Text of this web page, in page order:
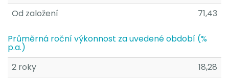
Od založení
71,43
Průměrná roční výkonnost za uvedené období (%
p.a.)
2 roky
18,28